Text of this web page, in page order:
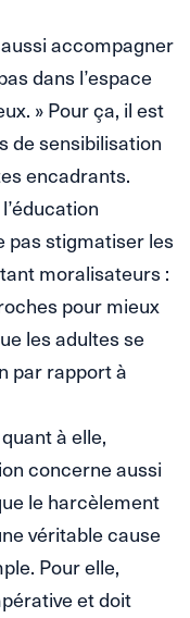
accompagner
dans l’espace
» Pour ça, il est
de sensibilisation
encadrants.
pas stigmatiser les
moralisateurs :
pour mieux
les adultes se
par rapport à
à elle,
concerne aussi
le harcèlement
véritable cause
Pour elle,
et doit